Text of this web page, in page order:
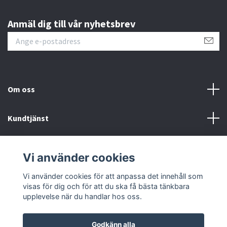
Anmäl dig till vår nyhetsbrev
Om oss
Kundtjänst
Sociala medier
Vi använder cookies
Vi använder cookies för att anpassa det innehåll som
visas för dig och för att du ska få bästa tänkbara
upplevelse när du handlar hos oss.
Godkänn alla